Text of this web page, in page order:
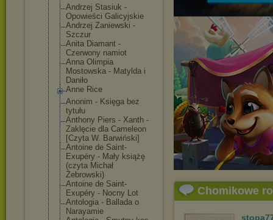
Andrzej Stasiuk -
Opowieści Galicyjskie
Andrzej Zaniewski -
Szczur
Anita Diamant -
Czerwony namiot
Anna Olimpia
Mostowska - Matylda i
Daniło
Anne Rice
Anonim - Księga bez
tytułu
Anthony Piers - Xanth -
Zaklęcie dla Cameleon
[Czyta W. Barwiński]
Antoine de Saint-
Exupéry - Mały książę
(czyta Michał
Żebrowski)
Antoine de Saint-
Exupéry - Nocny Lot
Antologia - Ballada o
Narayamie
Chomikowe